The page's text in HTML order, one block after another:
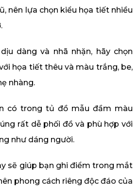
nên lựa chọn kiểu họa tiết nhiều
dàng và nhã nhặn, hãy chọn
họa tiết thêu và màu trắng, be,
nhàng.
có trong tủ đồ mẫu đầm màu
rất dễ phối đồ và phù hợp với
như dáng người.
sẽ giúp bạn ghi điểm trong mắt
phong cách riêng độc đáo của